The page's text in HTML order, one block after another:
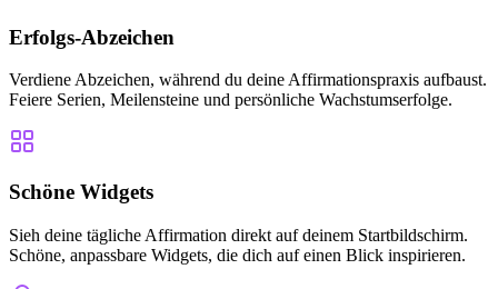
Erfolgs-Abzeichen
Verdiene Abzeichen, während du deine Affirmationspraxis aufbaust.
Feiere Serien, Meilensteine und persönliche Wachstumserfolge.
Schöne Widgets
Sieh deine tägliche Affirmation direkt auf deinem Startbildschirm.
Schöne, anpassbare Widgets, die dich auf einen Blick inspirieren.